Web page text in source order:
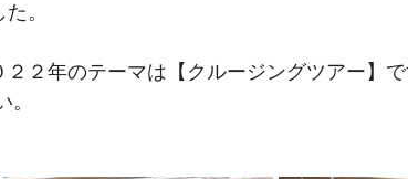
。
２年のテーマは【クルージングツアー】